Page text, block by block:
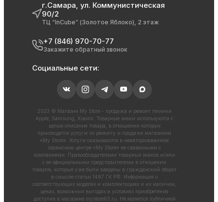
г.Самара, ул. Коммунистическая
90/2
ТЦ “InCube” (Золотое Яблоко), 2 этаж
+7 (846) 970-70-77
Закажите обратный звонок
Социальные сети:
2023 © Магазин My Store - продажа и ремонт техники
Apple, Samsung, Xiaomi. Товарные знаки используются с
целью описания товара, в отношении которых
производятся услуги по ремонту и продаже магазином
«My Store». Услуги оказываются в неавторизованном
сервисном центре «My Store» не связанными с
компаниями. Правообладателями товарных знаков и/или
с ее официальными представителями в отношении
товаров, которые уже были введены в гражданский оборот
в смысле статьи 1487 ГК РФ. Информация о
соответствующих моделях и комплектациях и их наличии,
ценах, возможных выгодах и условиях приобретения
доступна в магазине mystore63.ru . Не является публичной